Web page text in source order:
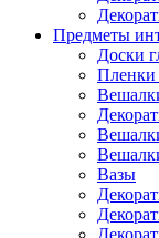
Предметы
Доски
Пленки
Вазы